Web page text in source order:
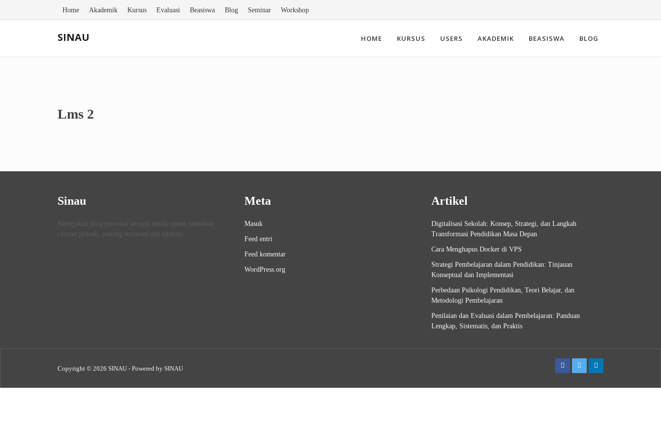
Home Akademik Kursus Evaluasi Beasiswa Blog Seminar Workshop
SINAU HOME KURSUS USERS AKADEMIK BEASISWA BLOG
Lms 2
Sinau
Merupakan blog personal sebagai media untuk membuat
catatan pribadi, tentang motivasi dan edukasi.
Meta
Masuk
Feed entri
Feed komentar
WordPress.org
Artikel
Digitalisasi Sekolah: Konsep, Strategi, dan Langkah
Transformasi Pendidikan Masa Depan
Cara Menghapus Docker di VPS
Strategi Pembelajaran dalam Pendidikan: Tinjauan
Konseptual dan Implementasi
Perbedaan Psikologi Pendidikan, Teori Belajar, dan
Metodologi Pembelajaran
Penilaian dan Evaluasi dalam Pembelajaran: Panduan
Lengkap, Sistematis, dan Praktis
Copyright © 2026 SINAU - Powered by SINAU